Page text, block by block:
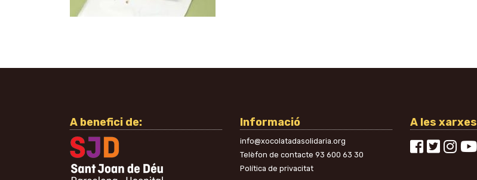
A benefici de: Informació
info@xocolatadasolidaria.org
Telèfon de contacte 93 600 63 30
Política de privacitat
A les xarxes